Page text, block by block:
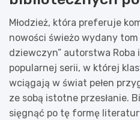
Młodzież, która preferuje
nowości świeżo wydany
dziewczyn” autorstwa Roba
popularnej serii, w której
wciągają w świat pełen
ze sobą istotne przesłanie.
sięgnąć po tę formę